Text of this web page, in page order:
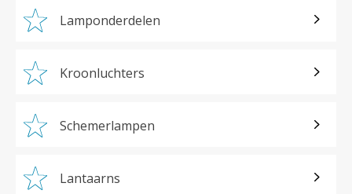
Lamponderdelen
Kroonluchters
Schemerlampen
Lantaarns